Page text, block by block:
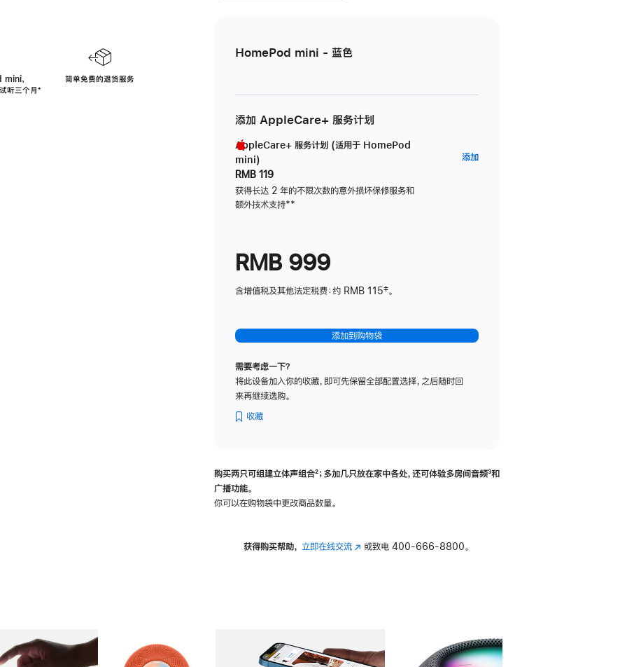
，
听三个月脚
⁺
简单免费的退货服务
HomePod mini - 蓝色
添加 AppleCare+ 服务计划
AppleCare+ 服务计划 (适用于 HomePod
mini)
RMB 119
获得长达 2 年的不限次数的意外损坏保修服务和
额外技术支持脚
**
添加AppleCare+
RMB 999
含增值税及其他法定税费：约 RMB 115‡。
添加到购物袋
需要考虑一下？
将此设备加入你的收藏，即可先保留全部配置选择，之后随时回
来再继续选购。
收藏
购买两只可组建立体声组合脚
²；多加几只放在家中各处，还可体验多‍房‍间音频脚
³和
广播功能。
你可以在购物袋中更改商品数量。
获得购买帮助， 立即在线交流(在 或致电 400-666-8800。